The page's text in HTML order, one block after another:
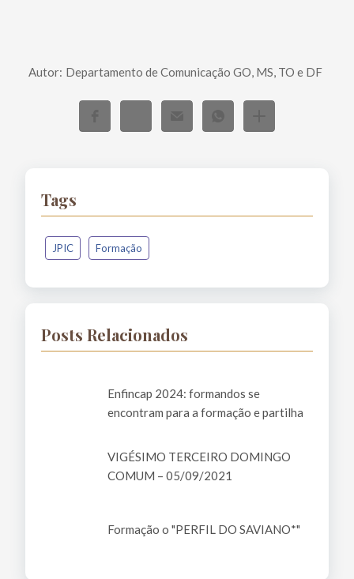
Autor: Departamento de Comunicação GO, MS, TO e DF
Tags
JPIC Formação
Posts Relacionados
Enfincap 2024: formandos se
encontram para a formação e partilha
VIGÉSIMO TERCEIRO DOMINGO
COMUM – 05/09/2021
Formação o "PERFIL DO SAVIANO*"